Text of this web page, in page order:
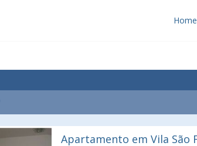
Home
Apartamento em Vila São